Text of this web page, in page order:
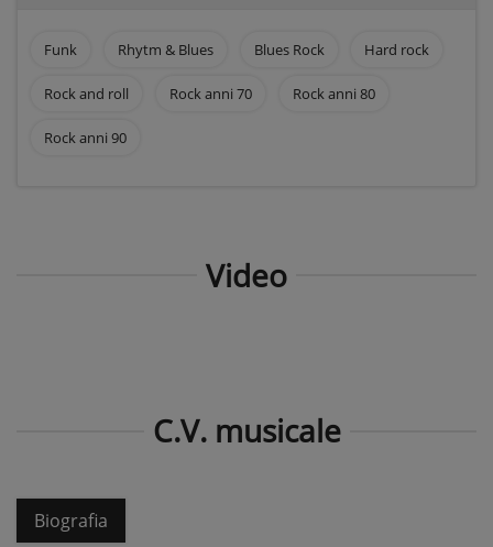
Funk Rhytm & Blues Blues Rock Hard rock
Rock and roll Rock anni 70 Rock anni 80
Rock anni 90
Video
C.V. musicale
Biografia